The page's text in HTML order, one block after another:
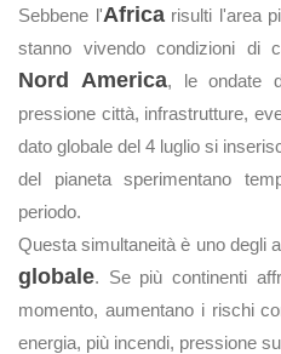
Sebbene l'Africarisulti l'area
stanno vivendo condizioni di
Nord America, le ondate
pressione città, infrastrutture,
dato globale del 4 luglio si
del pianeta sperimentano
periodo.
Questa simultaneità è uno degli
globale. Se più continenti
momento, aumentano i rischi
energia, più incendi, pressione